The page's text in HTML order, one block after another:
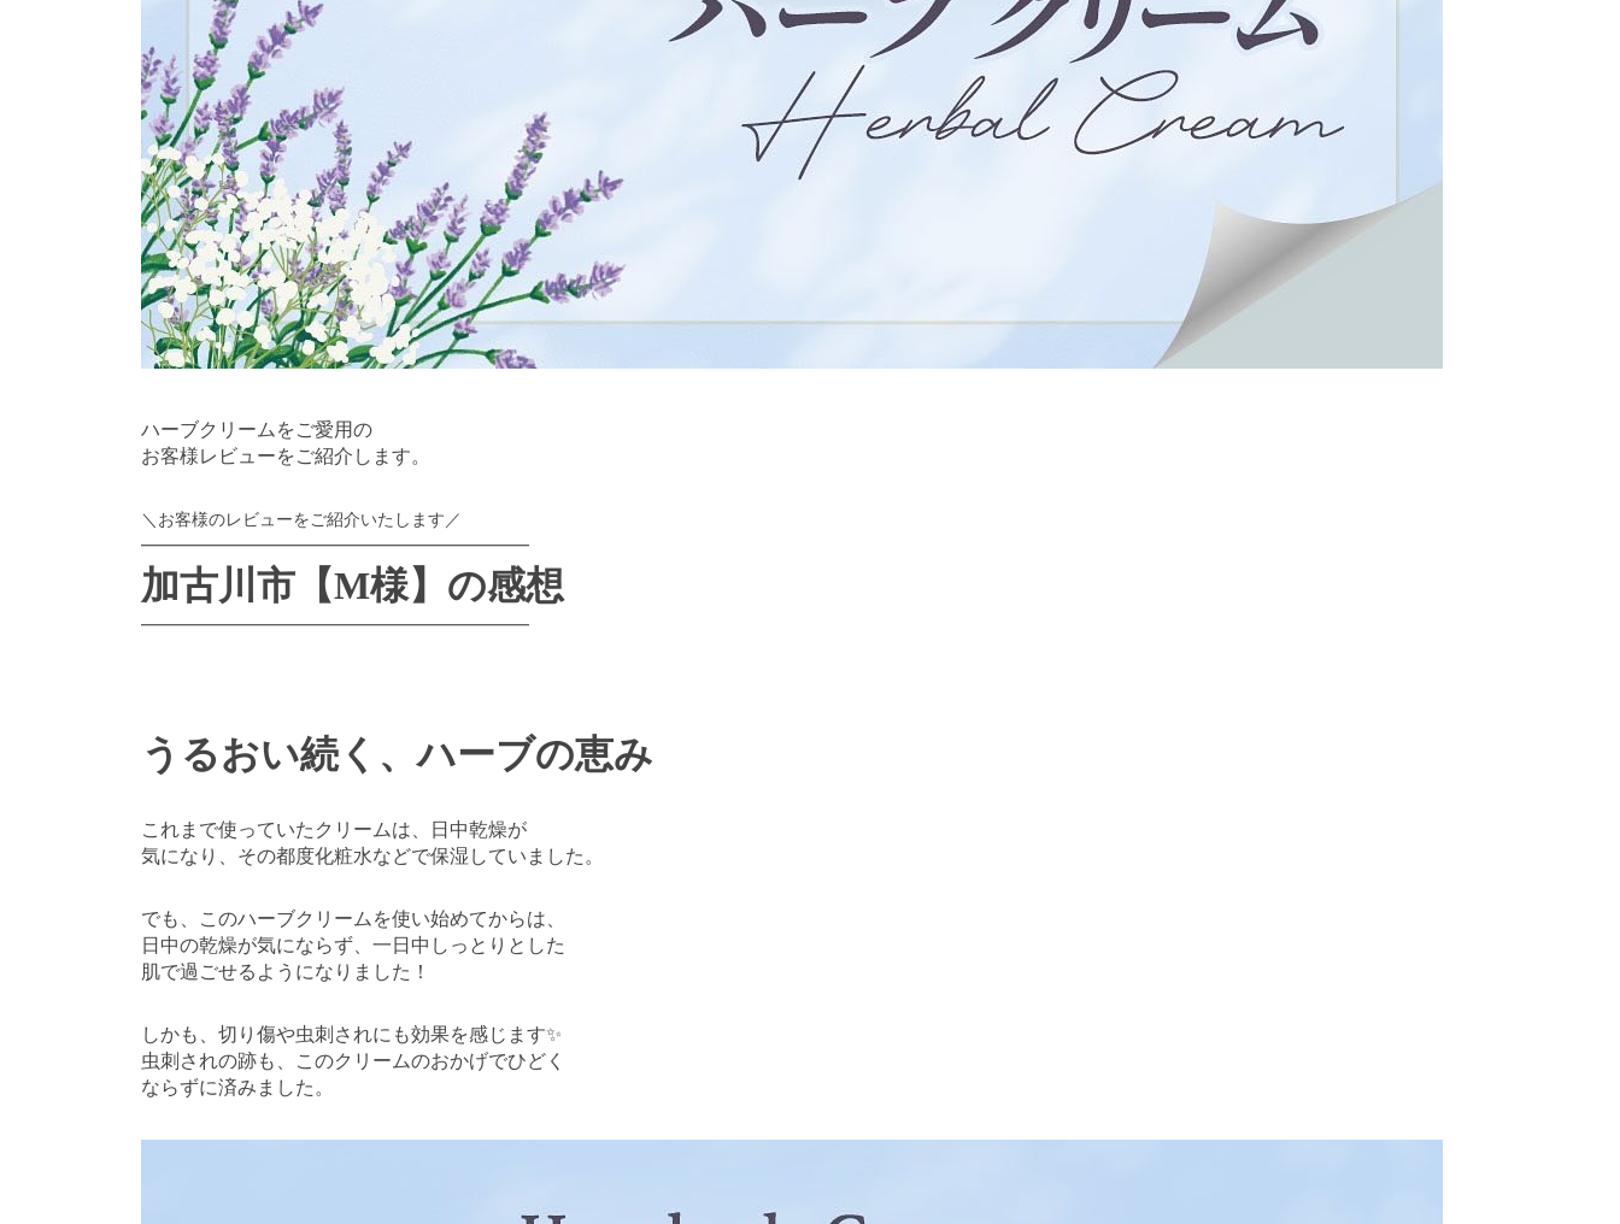
ハーブクリームをご愛用の
お客様レビューをご紹介します。
＼お客様のレビューをご紹介いたします／
━━━━━━━━━━━━━━━━━━━━━━━
加古川市【M様】の感想
━━━━━━━━━━━━━━━━━━━━━━━
うるおい続く、ハーブの恵み
これまで使っていたクリームは、日中乾燥が
気になり、その都度化粧水などで保湿していました。
でも、このハーブクリームを使い始めてからは、
日中の乾燥が気にならず、一日中しっとりとした
肌で過ごせるようになりました！
しかも、切り傷や虫刺されにも効果を感じます✨
虫刺されの跡も、このクリームのおかげでひどく
ならずに済みました。